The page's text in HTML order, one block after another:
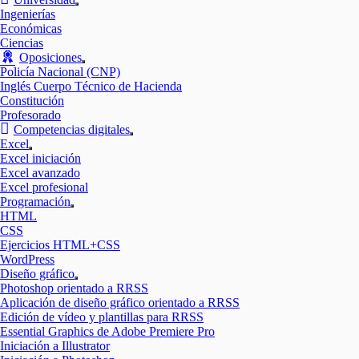
Mostrar
Ingenierías
Económicas
Ciencias
Oposiciones
Mostrar
el
submenú
Policía Nacional (CNP)
Inglés Cuerpo Técnico de Hacienda
Constitución
Profesorado
Competencias digitales
Mostrar
Excel
Mostrar
el
submenú
Excel iniciación
Excel avanzado
Excel profesional
Programación
Mostrar
HTML
CSS
Ejercicios HTML+CSS
WordPress
Diseño gráfico
Mostrar
el
submenú
Photoshop orientado a RRSS
Aplicación de diseño gráfico orientado a RRSS
Edición de vídeo y plantillas para RRSS
Essential Graphics de Adobe Premiere Pro
Iniciación a Illustrator